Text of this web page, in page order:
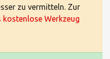
zu vermitteln. Zur
kostenlose Werkzeug